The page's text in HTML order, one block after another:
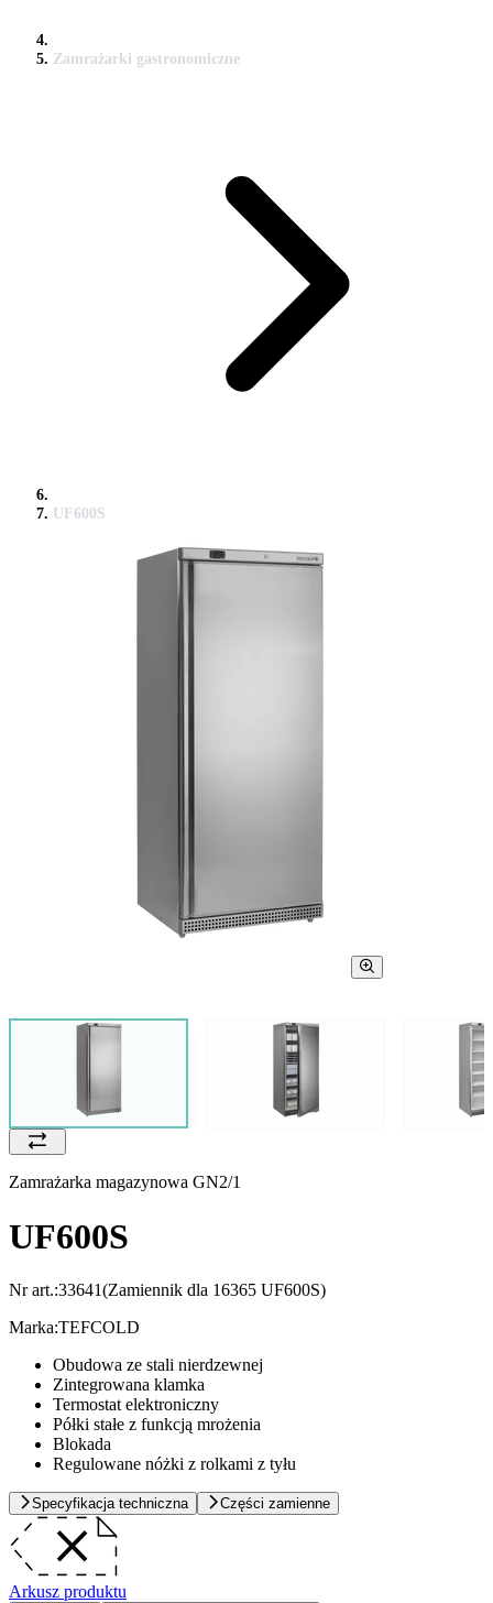
Zamrażarki gastronomiczne
UF600S
Zamrażarka magazynowa GN2/1
UF600S
Nr art.:33641(Zamiennik dla 16365 UF600S)
Marka:TEFCOLD
Obudowa ze stali nierdzewnej
Zintegrowana klamka
Termostat elektroniczny
Półki stałe z funkcją mrożenia
Blokada
Regulowane nóżki z rolkami z tyłu
Specyfikacja techniczna Części zamienne
Arkusz produktu